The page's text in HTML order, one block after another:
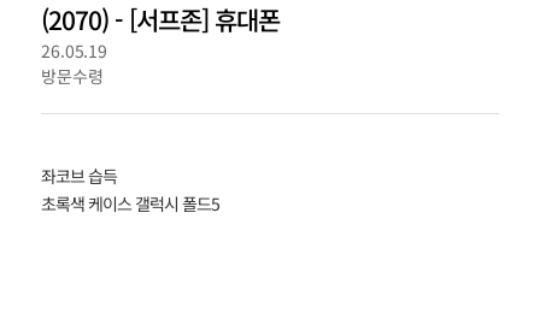
(2070) - [서프존] 휴대폰
26.05.19
방문수령
좌코브 습득
초록색 케이스 갤럭시 폴드5